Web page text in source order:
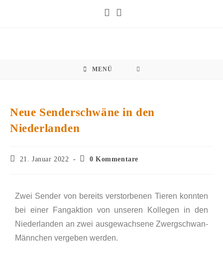
MENÜ
Neue Senderschwäne in den
Niederlanden
21. Januar 2022 0 Kommentare
Zwei Sender von bereits verstorbenen Tieren konnten
bei einer Fangaktion von unseren Kollegen in den
Niederlanden an zwei ausgewachsene Zwergschwan-
Männchen vergeben werden.